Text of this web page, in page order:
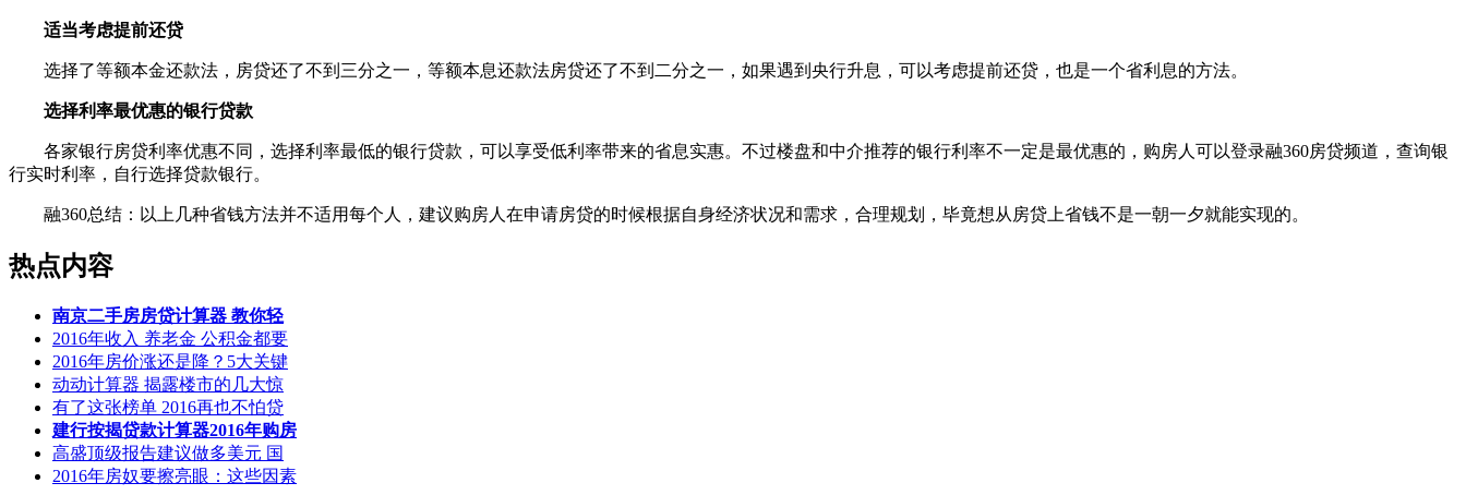
适当考虑提前还贷
选择了等额本金还款法，房贷还了不到三分之一，等额本息还款法房贷还了不到二分之一，如果遇到央行升息，可以考虑提前还贷，也是一个省利息的方法。
选择利率最优惠的银行贷款
各家银行房贷利率优惠不同，选择利率最低的银行贷款，可以享受低利率带来的省息实惠。不过楼盘和中介推荐的银行利率不一定是最优惠的，购房人可以登录融360房贷频道，查询银
行实时利率，自行选择贷款银行。
融360总结：以上几种省钱方法并不适用每个人，建议购房人在申请房贷的时候根据自身经济状况和需求，合理规划，毕竟想从房贷上省钱不是一朝一夕就能实现的。
热点内容
南京二手房房贷计算器 教你轻
2016年收入 养老金 公积金都要
2016年房价涨还是降？5大关键
动动计算器 揭露楼市的几大惊
有了这张榜单 2016再也不怕贷
建行按揭贷款计算器2016年购房
高盛顶级报告建议做多美元 国
2016年房奴要擦亮眼：这些因素